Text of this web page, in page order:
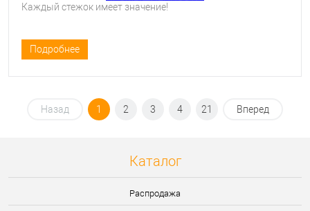
Каждый стежок имеет значение!
Подробнее
Назад 1 2 3 4 21 Вперед
Каталог
Распродажа